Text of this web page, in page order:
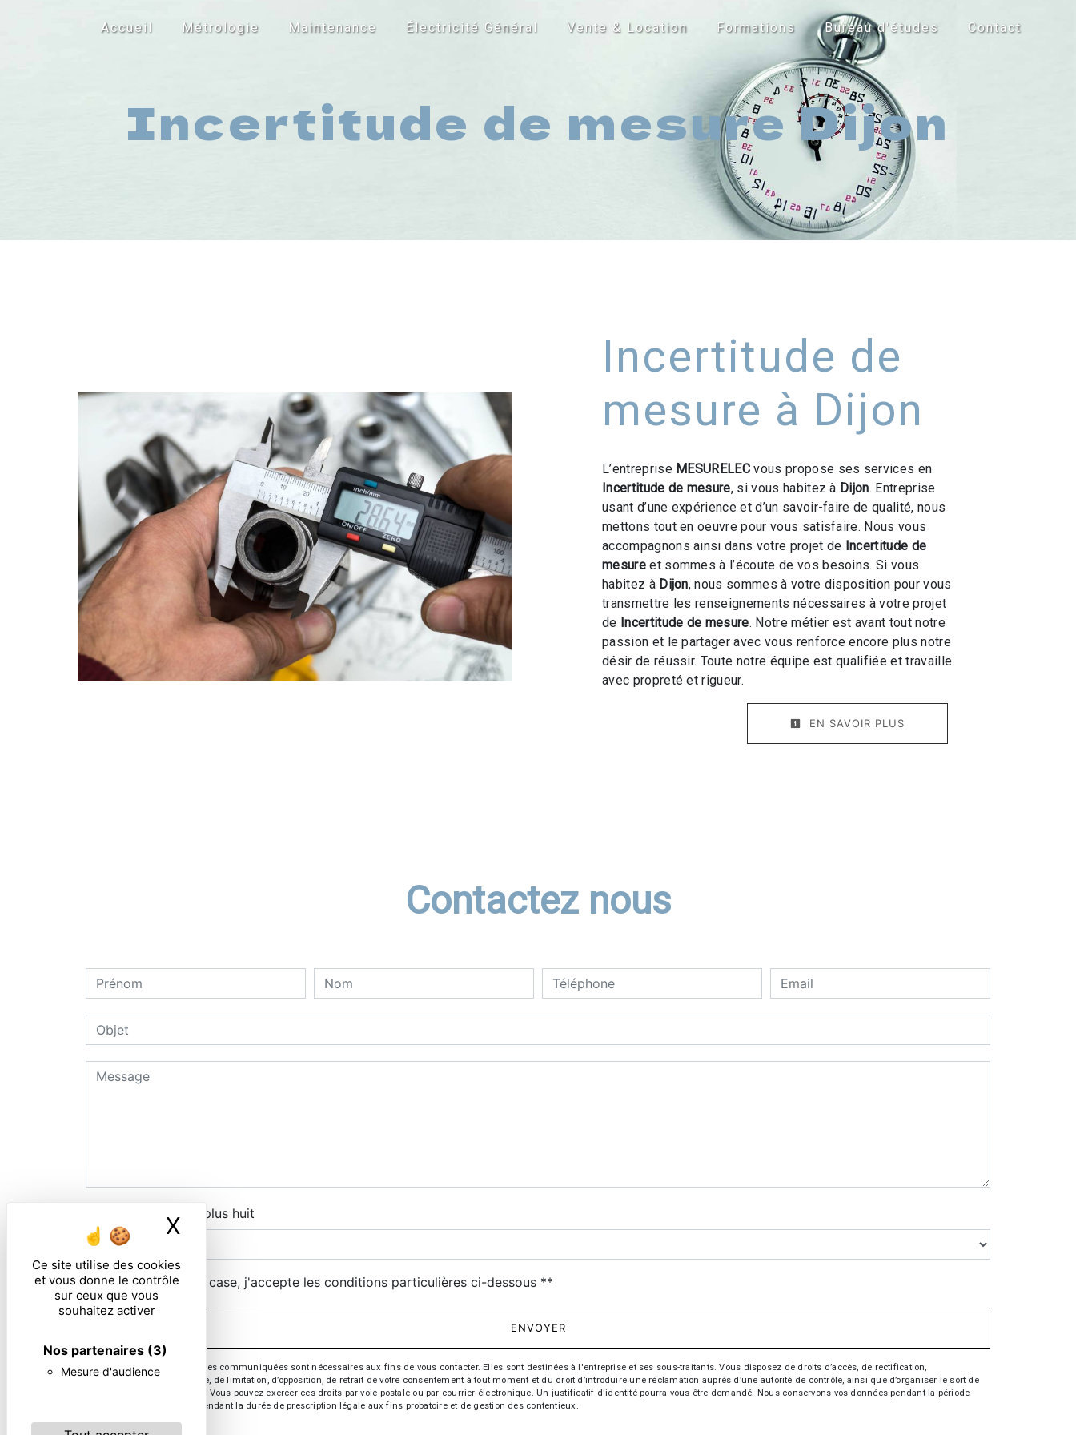
Ce site utilise des cookies
et vous donne le contrôle
sur ceux que vous
souhaitez activer
Nos partenaires (3)
Mesure d'audience
X Masquer le bandeau des cookies
Accueil Métrologie Maintenance Électricité Général Vente & Location Formations Bureau d'études Contact
Incertitude de mesure Dijon
Incertitude de
mesure à Dijon
L’entreprise MESURELEC vous propose ses services en
Incertitude de mesure, si vous habitez à Dijon. Entreprise
usant d’une expérience et d’un savoir-faire de qualité, nous
mettons tout en oeuvre pour vous satisfaire. Nous vous
accompagnons ainsi dans votre projet de Incertitude de
mesureet sommes à l’écoute de vos besoins. Si vous
habitez à Dijon, nous sommes à votre disposition pour vous
transmettre les renseignements nécessaires à votre projet
de Incertitude de mesure. Notre métier est avant tout notre
passion et le partager avec vous renforce encore plus notre
désir de réussir. Toute notre équipe est qualifiée et travaille
avec propreté et rigueur.
EN SAVOIR PLUS
Contactez nous
Combien font neuf plus huit
En cochant cette case, j'accepte les conditions particulières ci-dessous **
ENVOYER
** Les données personnelles communiquées sont nécessaires aux fins de vous contacter. Elles sont destinées à l'entreprise et ses sous-traitants. Vous disposez de droits d’accès, de rectification,
d’effacement, de portabilité, de limitation, d’opposition, de retrait de votre consentement à tout moment et du droit d’introduire une réclamation auprès d’une autorité de contrôle, ainsi que d’organiser le sort de
vos données post-mortem. Vous pouvez exercer ces droits par voie postale ou par courrier électronique. Un justificatif d'identité pourra vous être demandé. Nous conservons vos données pendant la période
de prise de contact puis pendant la durée de prescription légale aux fins probatoire et de gestion des contentieux.